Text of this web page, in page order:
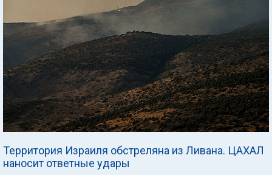
Территория Израиля обстреляна из Ливана. ЦАХАЛ
наносит ответные удары